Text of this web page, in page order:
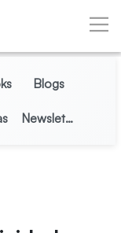
Blogs
Newsletter